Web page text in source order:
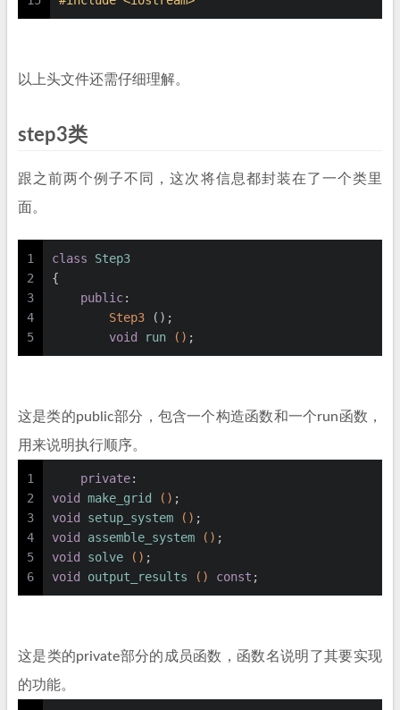
以上头文件还需仔细理解。
step3类
跟之前两个例子不同，这次将信息都封装在了一个类里
面。
1
2
3
4
5
class
Step3
{
public:
Step3 ();
void
run () ;
这是类的public部分，包含一个构造函数和一个run函数，
用来说明执行顺序。
1
2
3
4
5
6
private:
void
make_grid () ;
void
setup_system () ;
void
assemble_system () ;
void
solve () ;
void
output_results () const ;
这是类的private部分的成员函数，函数名说明了其要实现
的功能。